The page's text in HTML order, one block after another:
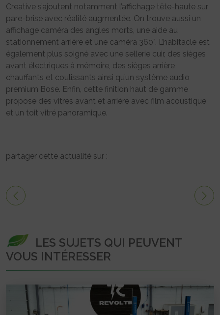
Creative s’ajoutent notamment l’affichage tête-haute sur
pare-brise avec réalité augmentée. On trouve aussi un
affichage caméra des angles morts, une aide au
stationnement arrière et une caméra 360°. L’habitacle est
également plus soigné avec une sellerie cuir, des sièges
avant électriques à mémoire, des sièges arrière
chauffants et coulissants ainsi qu’un système audio
premium Bose. Enfin, cette finition haut de gamme
propose des vitres avant et arrière avec film acoustique
et un toit vitré panoramique.
partager cette actualité sur :
LES SUJETS QUI PEUVENT
VOUS INTÉRESSER